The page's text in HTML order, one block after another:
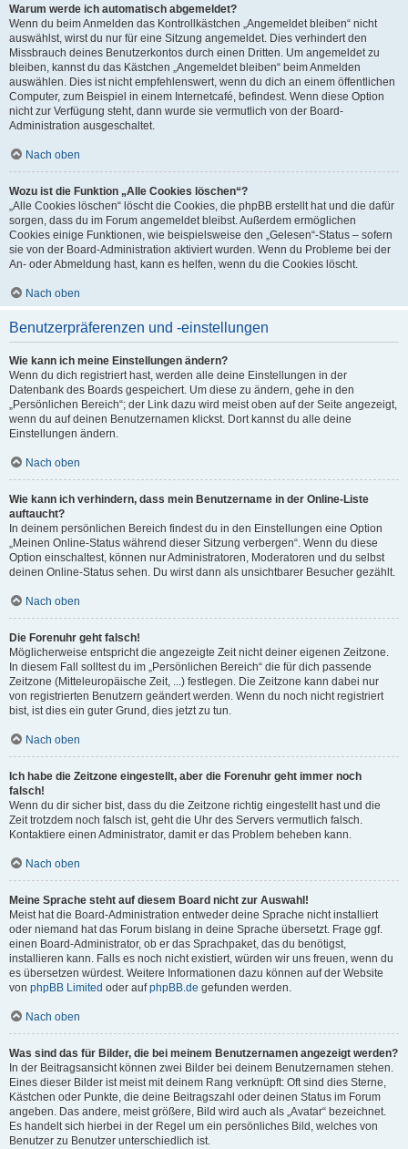
Warum werde ich automatisch abgemeldet?
Wenn du beim Anmelden das Kontrollkästchen „Angemeldet bleiben“ nicht
auswählst, wirst du nur für eine Sitzung angemeldet. Dies verhindert den
Missbrauch deines Benutzerkontos durch einen Dritten. Um angemeldet zu
bleiben, kannst du das Kästchen „Angemeldet bleiben“ beim Anmelden
auswählen. Dies ist nicht empfehlenswert, wenn du dich an einem öffentlichen
Computer, zum Beispiel in einem Internetcafé, befindest. Wenn diese Option
nicht zur Verfügung steht, dann wurde sie vermutlich von der Board-
Administration ausgeschaltet.
Nach oben
Wozu ist die Funktion „Alle Cookies löschen“?
„Alle Cookies löschen“ löscht die Cookies, die phpBB erstellt hat und die dafür
sorgen, dass du im Forum angemeldet bleibst. Außerdem ermöglichen
Cookies einige Funktionen, wie beispielsweise den „Gelesen“-Status – sofern
sie von der Board-Administration aktiviert wurden. Wenn du Probleme bei der
An- oder Abmeldung hast, kann es helfen, wenn du die Cookies löscht.
Nach oben
Benutzerpräferenzen und -einstellungen
Wie kann ich meine Einstellungen ändern?
Wenn du dich registriert hast, werden alle deine Einstellungen in der
Datenbank des Boards gespeichert. Um diese zu ändern, gehe in den
„Persönlichen Bereich“; der Link dazu wird meist oben auf der Seite angezeigt,
wenn du auf deinen Benutzernamen klickst. Dort kannst du alle deine
Einstellungen ändern.
Nach oben
Wie kann ich verhindern, dass mein Benutzername in der Online-Liste
auftaucht?
In deinem persönlichen Bereich findest du in den Einstellungen eine Option
„Meinen Online-Status während dieser Sitzung verbergen“. Wenn du diese
Option einschaltest, können nur Administratoren, Moderatoren und du selbst
deinen Online-Status sehen. Du wirst dann als unsichtbarer Besucher gezählt.
Nach oben
Die Forenuhr geht falsch!
Möglicherweise entspricht die angezeigte Zeit nicht deiner eigenen Zeitzone.
In diesem Fall solltest du im „Persönlichen Bereich“ die für dich passende
Zeitzone (Mitteleuropäische Zeit, ...) festlegen. Die Zeitzone kann dabei nur
von registrierten Benutzern geändert werden. Wenn du noch nicht registriert
bist, ist dies ein guter Grund, dies jetzt zu tun.
Nach oben
Ich habe die Zeitzone eingestellt, aber die Forenuhr geht immer noch
falsch!
Wenn du dir sicher bist, dass du die Zeitzone richtig eingestellt hast und die
Zeit trotzdem noch falsch ist, geht die Uhr des Servers vermutlich falsch.
Kontaktiere einen Administrator, damit er das Problem beheben kann.
Nach oben
Meine Sprache steht auf diesem Board nicht zur Auswahl!
Meist hat die Board-Administration entweder deine Sprache nicht installiert
oder niemand hat das Forum bislang in deine Sprache übersetzt. Frage ggf.
einen Board-Administrator, ob er das Sprachpaket, das du benötigst,
installieren kann. Falls es noch nicht existiert, würden wir uns freuen, wenn du
es übersetzen würdest. Weitere Informationen dazu können auf der Website
von phpBB Limited oder aufphpBB.de gefunden werden.
Nach oben
Was sind das für Bilder, die bei meinem Benutzernamen angezeigt werden?
In der Beitragsansicht können zwei Bilder bei deinem Benutzernamen stehen.
Eines dieser Bilder ist meist mit deinem Rang verknüpft: Oft sind dies Sterne,
Kästchen oder Punkte, die deine Beitragszahl oder deinen Status im Forum
angeben. Das andere, meist größere, Bild wird auch als „Avatar“ bezeichnet.
Es handelt sich hierbei in der Regel um ein persönliches Bild, welches von
Benutzer zu Benutzer unterschiedlich ist.